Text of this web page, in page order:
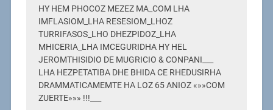
HY HEM PHOCOZ MEZEZ MA_COM LHA
IMFLASIOM_LHA RESESIOM_LHOZ
TURRIFASOS_LHO DHEZPIDOZ_LHA
MHICERIA_LHA IMCEGURIDHA HY HEL
JEROMTHISIDIO DE MUGRICIO & CONPANI___
LHA HEZPETATIBA DHE BHIDA CE RHEDUSIRHA
DRAMMATICAMEMTE HA LOZ 65 ANIOZ «»»COM
ZUERTE»»» !!!___